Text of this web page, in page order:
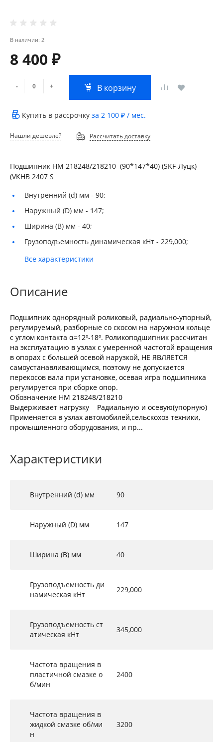
В наличии: 2
8 400 ₽
- + В корзину
Купить в рассрочку за 2 100 ₽ / мес.
Нашли дешевле? Рассчитать доставку
Подшипник HM 218248/218210 (90*147*40) (SKF-Луцк)
(VKHB 2407 S
Внутренний (d) мм - 90;
Наружный (D) мм - 147;
Ширина (B) мм - 40;
Грузоподъемность динамическая кНт - 229,000;
Все характеристики
Описание
Подшипник однорядный роликовый, радиально-упорный,
регулируемый, разборные со скосом на наружном кольце
с углом контакта α=12º-18º. Роликоподшипник рассчитан
на эксплуатацию в узлах с умеренной частотой вращения
в опорах с большей осевой нарузкой, НЕ ЯВЛЯЕТСЯ
самоустанавливающимся, поэтому не допускается
перекосов вала при установке, осевая игра подшипника
регулируется при сборке опор.
Обозначение HM 218248/218210
Выдерживает нагрузку Радиальную и осевую(упорную)
Применяется в узлах автомобилей,сельскохоз техники,
промышленного оборудования, и пр...
Характеристики
Внутренний (d) мм 90
Наружный (D) мм 147
Ширина (B) мм 40
Грузоподъемность ди
намическая кНт
229,000
Грузоподъемность ст
атическая кНт
345,000
Частота вращения в
пластичной смазке о
б/мин
2400
Частота вращения в
жидкой смазке об/ми
н
3200